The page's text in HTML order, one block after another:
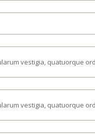
vestigia, quatuorque
vestigia, quatuorque